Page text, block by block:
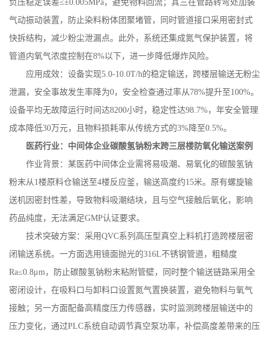
负压稳定误差≤±0.005MPa，避免物料回流；其三在管路转弯处加装
气动振动装置，防止染料粉体团聚堵管，同时管道接口采用密封式
快拆结构，减少粉尘泄漏点。此外，系统还集成氮气保护装置，将
管道内氧气浓度控制在8%以下，进一步降低爆炸风险。
应用成效：设备实现5.0-10.0T/h的稳定输送，跨楼层输送无粉尘
泄漏，安全事故发生率降为0，安全检查通过率从78%提升至100%。
设备平均无故障运行时间达8200小时，稳定性达98.7%，年安全管理
成本降低30万元，且物料损耗率从传统方式的3%降至0.5%。
医药行业：中间体企业碳酸氢钠粉末跨三层楼防氧化输送案例
作业背景：某医药中间体企业需将易吸潮、易氧化的碳酸氢钠
粉末从1楼原料仓输送至4楼反应釜，输送高度约15米。原有螺旋输
送机因密封性差，导致物料吸潮结块，且与空气接触后氧化，影响
药品纯度，无法满足GMP认证要求。
技术突破方案：采用QVC系列高压型真空上料机打造跨楼层密
闭输送系统。一方面选用镜面抛光的316L不锈钢管道，粗糙度
Ra≤0.8μm，防止碳酸氢钠粉末粘附管壁，同时整个输送链路采用全
密闭设计，在吸料口与卸料口设置氮气置换装置，避免物料与氧气
接触；另一方面配备高精度压力传感器，实时监测跨楼层输送中的
压力变化，通过PLC系统自动调节真空泵功率，补偿高度差带来的压